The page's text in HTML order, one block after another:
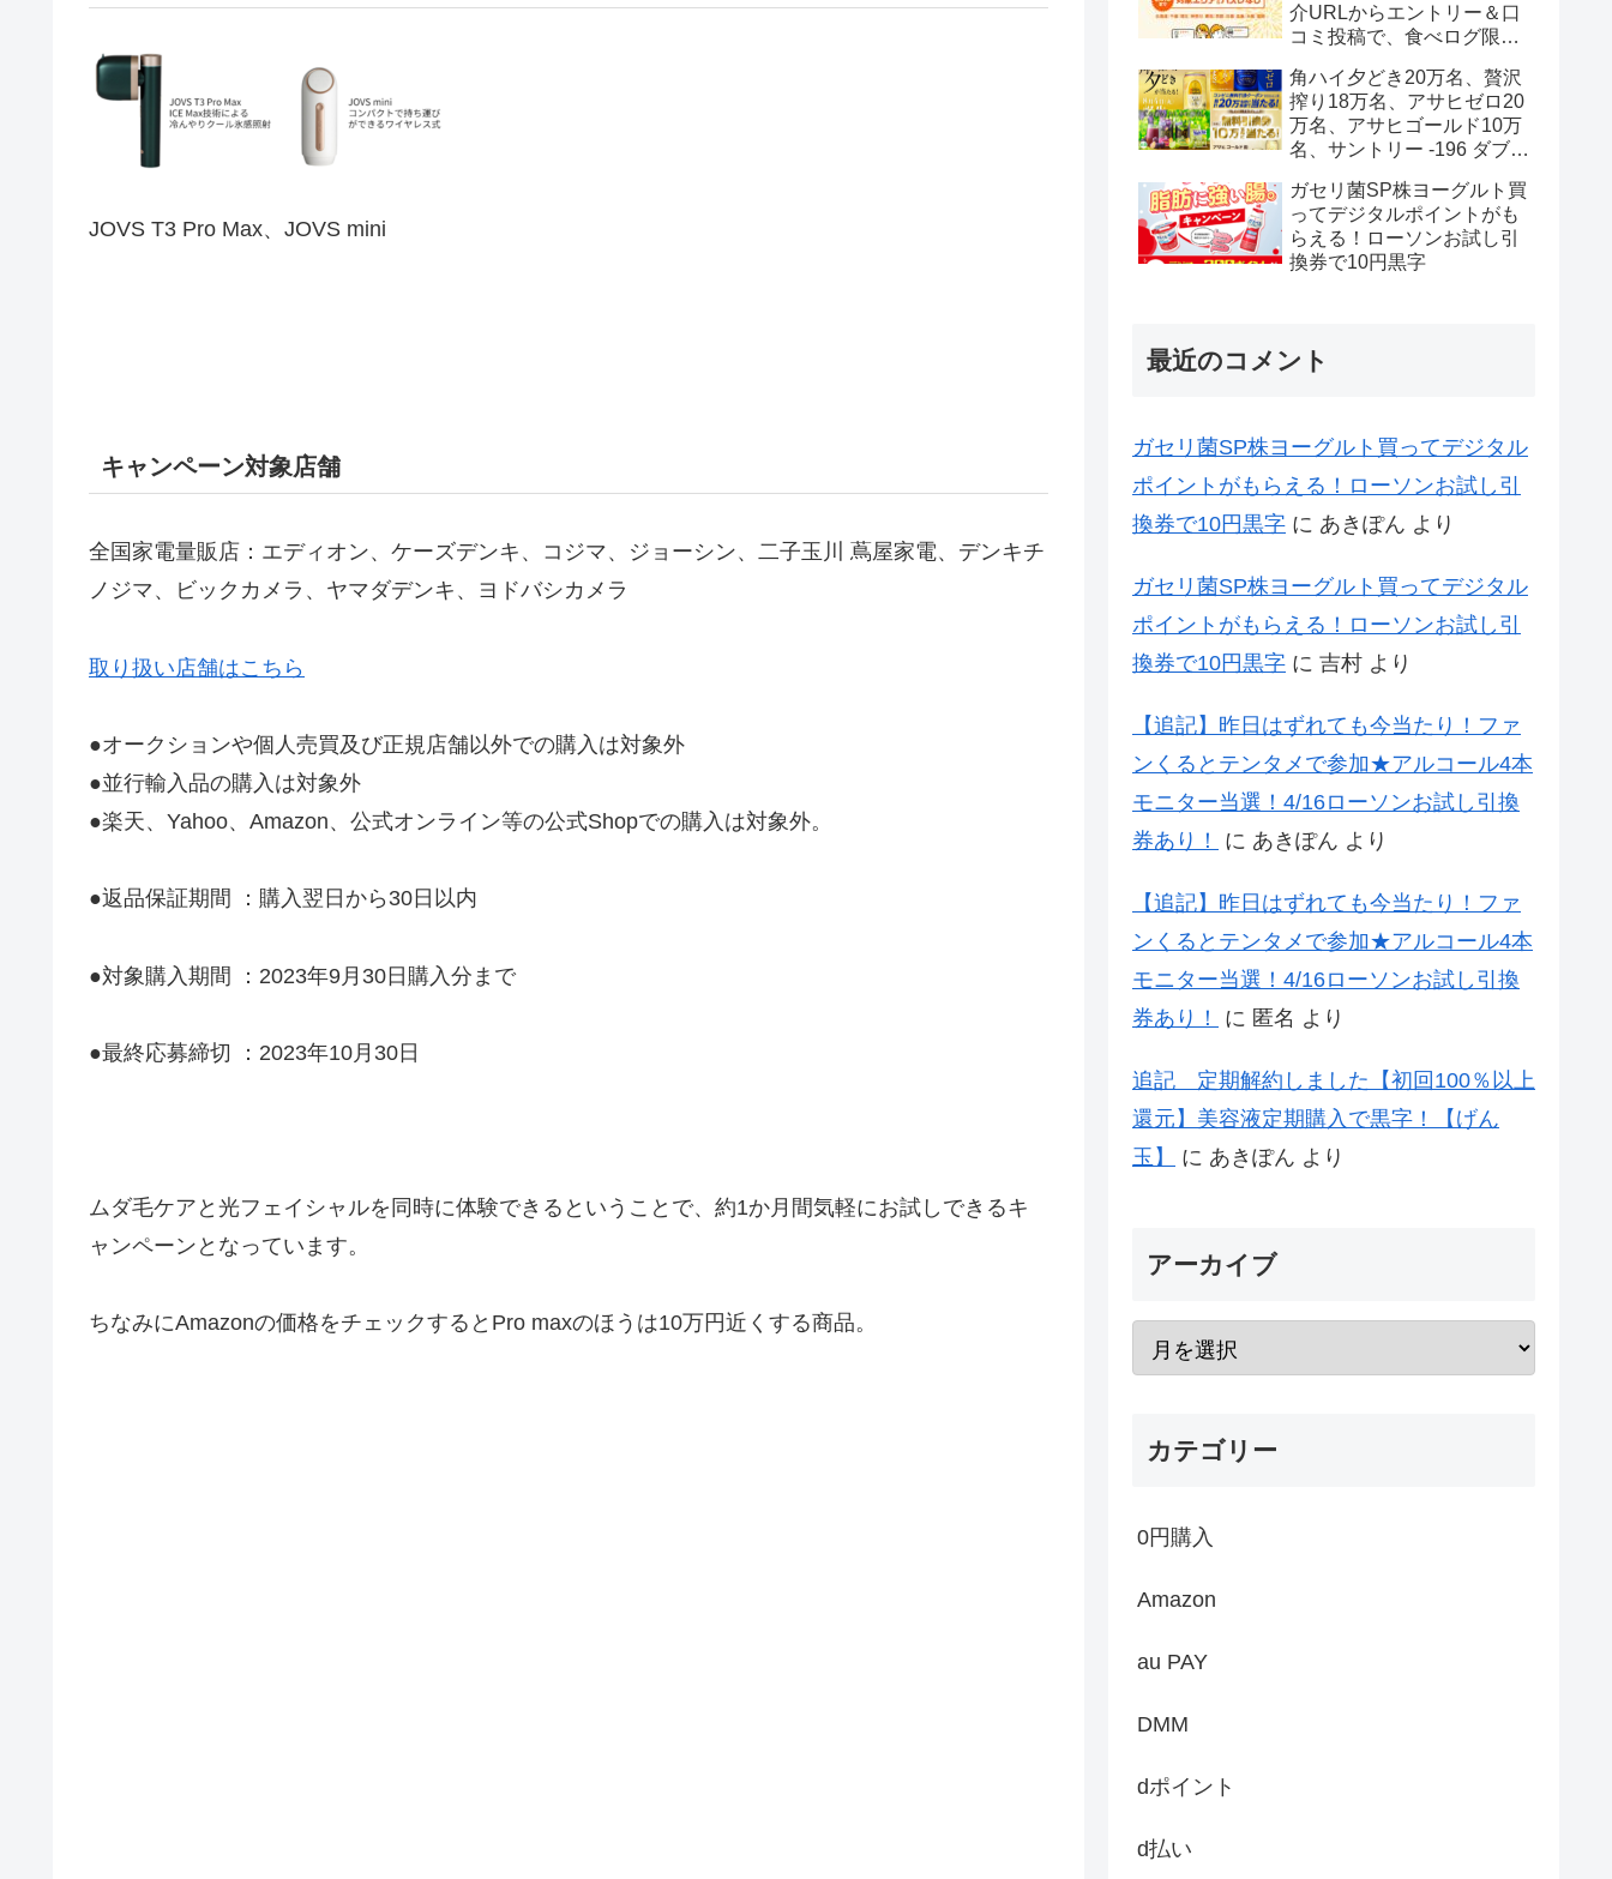
JOVS T3 Pro Max、JOVS mini
キャンペーン対象店舗
全国家電量販店：エディオン、ケーズデンキ、コジマ、ジョーシン、二子玉川 蔦屋家電、デンキチ
ノジマ、ビックカメラ、ヤマダデンキ、ヨドバシカメラ
取り扱い店舗はこちら
●オークションや個人売買及び正規店舗以外での購入は対象外
●並行輸入品の購入は対象外
●楽天、Yahoo、Amazon、公式オンライン等の公式Shopでの購入は対象外。
●返品保証期間 ：購入翌日から30日以内
●対象購入期間 ：2023年9月30日購入分まで
●最終応募締切 ：2023年10月30日
ムダ毛ケアと光フェイシャルを同時に体験できるということで、約1か月間気軽にお試しできるキ
ャンペーンとなっています。
ちなみにAmazonの価格をチェックするとPro maxのほうは10万円近くする商品。
介URLからエントリー＆口
コミ投稿で、食べログ限定
トがもらえる
角ハイ夕どき20万名、贅沢
搾り18万名、アサヒゼロ20
万名、アサヒゴールド10万
名、サントリー -196 ダブル
ガセリ菌SP株ヨーグルト買
ってデジタルポイントがも
らえる！ローソンお試し引
換券で10円黒字
最近のコメント
ガセリ菌SP株ヨーグルト買ってデジタル
ポイントがもらえる！ローソンお試し引
換券で10円黒字 に あきぽん より
ガセリ菌SP株ヨーグルト買ってデジタル
ポイントがもらえる！ローソンお試し引
換券で10円黒字 に 吉村 より
【追記】昨日はずれても今当たり！ファ
ンくるとテンタメで参加★アルコール4本
モニター当選！4/16ローソンお試し引換
券あり！
に あきぽん より
【追記】昨日はずれても今当たり！ファ
ンくるとテンタメで参加★アルコール4本
モニター当選！4/16ローソンお試し引換
券あり！
に 匿名 より
追記 定期解約しました【初回100％以上
還元】美容液定期購入で黒字！【げん
玉】
に あきぽん より
アーカイブ
カテゴリー
0円購入
Amazon
au PAY
DMM
dポイント
d払い